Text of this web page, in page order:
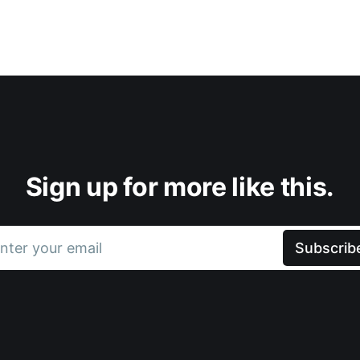
Sign up for more like this.
your email